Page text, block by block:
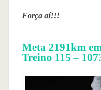
Força aí!!!
Meta 2191km
Treino 115 –